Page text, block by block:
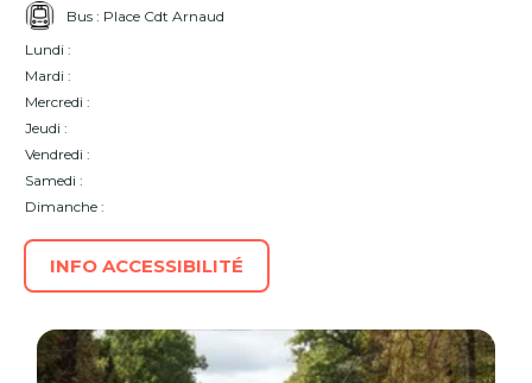
Bus : Place Cdt Arnaud
Lundi :
Mardi :
Mercredi :
Jeudi :
Vendredi :
Samedi :
Dimanche :
INFO ACCESSIBILITÉ